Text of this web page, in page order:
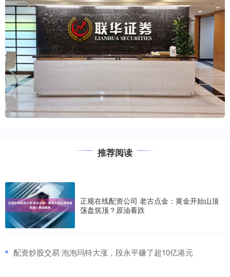
推荐阅读
正规在线配资公司 老古点金：黄金开始山顶
荡盘筑顶？原油看跌
​配资炒股交易 泡泡玛特大涨，段永平赚了超10亿港元